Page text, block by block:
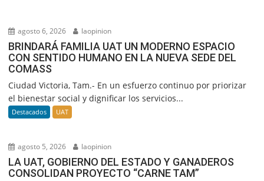
agosto 6, 2026 laopinion
BRINDARÁ FAMILIA UAT UN MODERNO ESPACIO
CON SENTIDO HUMANO EN LA NUEVA SEDE DEL
COMASS
Ciudad Victoria, Tam.- En un esfuerzo continuo por priorizar
el bienestar social y dignificar los servicios...
Destacados UAT
agosto 5, 2026 laopinion
LA UAT, GOBIERNO DEL ESTADO Y GANADEROS
CONSOLIDAN PROYECTO “CARNE TAM”